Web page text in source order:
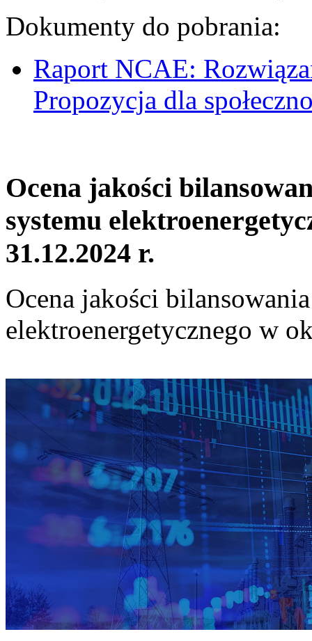
Dokumenty do pobrania:
Raport NCAE:
Propozycja dla
Ocena jakości
systemu
31.12.2024 r.
Ocena jakości
elektroenergetycznego w